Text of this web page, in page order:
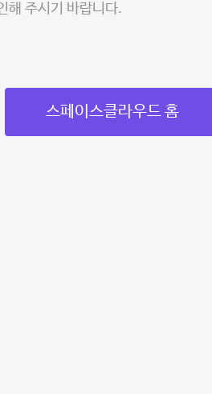
해 주시기 바랍니다.
스페이스클라우드 홈